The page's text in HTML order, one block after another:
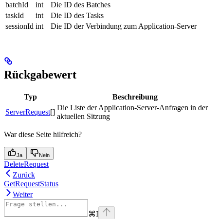
batchId
int
Die ID des Batches
taskId
int
Die ID des Tasks
sessionId int Die ID der Verbindung zum Application-Server
Rückgabewert
Typ
Beschreibung
ServerRequest[]
Die Liste der Application-Server-Anfragen in der
aktuellen Sitzung
War diese Seite hilfreich?
Ja Nein
DeleteRequest
Zurück
GetRequestStatus
Weiter
⌘I